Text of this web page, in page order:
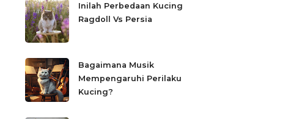
Inilah Perbedaan Kucing
Ragdoll Vs Persia
Bagaimana Musik
Mempengaruhi Perilaku
Kucing?